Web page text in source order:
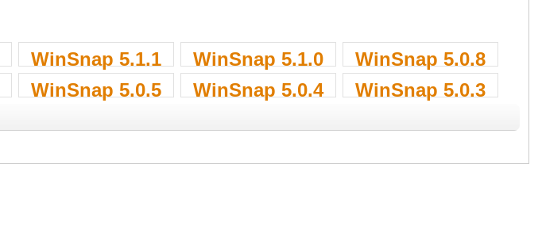
WinSnap 5.1.1 WinSnap 5.1.0
WinSnap 5.0.8
WinSnap 5.0.5 WinSnap 5.0.4 WinSnap 5.0.3